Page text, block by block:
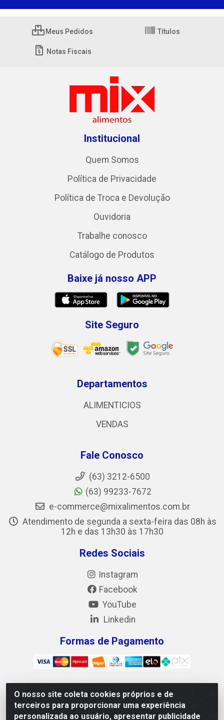
O nosso site coleta cookies próprios e de
terceiros para proporcionar uma experiência
personalizada ao usuário, apresentar publicidade
Meus Pedidos Títulos
Notas Fiscais
Institucional
Quem Somos
Política de Privacidade
Política de Troca e Devolução
Ouvidoria
Trabalhe conosco
Catálogo de Produtos
Baixe já nosso APP
Site Seguro
Departamentos
ALIMENTICIOS
VENDAS
Fale Conosco
(63) 3212-6500
(63) 99233-7672
e-commerce@mixalimentos.com.br
Atendimento de segunda a sexta-feira das 08h às
12h e das 13h30 às 17h30
Redes Sociais
Instagram
Facebook
YouTube
Linkedin
Formas de Pagamento
Mix Alimentos LTDA - Quadra Asr Ne 55 (412 Norte), Alameda
02, S/N - Plano Diretor Norte, Palmas/TO - CEP 77.006-540 -